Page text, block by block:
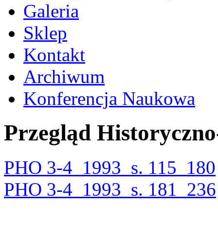
Galeria
Sklep
Kontakt
Archiwum
Konferencja Naukowa
Przegląd
PHO 3-4_1993_s. 115_180
PHO 3-4_1993_s. 181_236